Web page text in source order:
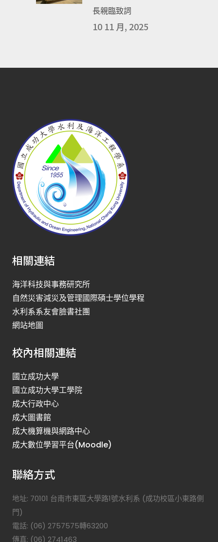
長親臨致詞
10 11 月, 2025
相關連結
海洋科技與事務研究所
自然災害減災及管理國際碩士學位學程
水利系系友會臉書社團
網站地圖
校內相關連結
國立成功大學
國立成功大學工學院
成大行政中心
成大圖書館
成大機算機與網路中心
成大數位學習平台(Moodle)
聯絡方式
地址: 70101 台南市東區大學路1號水利系 (成功校區小東路側
門)
電話: (06) 2757575轉63200
傳真: (06) 2741463